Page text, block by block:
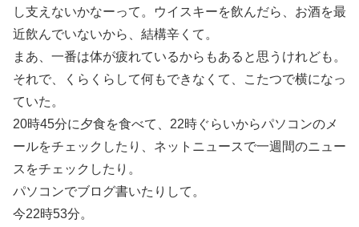
し支えないかなーって。ウイスキーを飲んだら、お酒を最
近飲んでいないから、結構辛くて。
まあ、一番は体が疲れているからもあると思うけれども。
それで、くらくらして何もできなくて、こたつで横になっ
ていた。
20時45分に夕食を食べて、22時ぐらいからパソコンのメ
ールをチェックしたり、ネットニュースで一週間のニュー
スをチェックしたり。
パソコンでブログ書いたりして。
今22時53分。